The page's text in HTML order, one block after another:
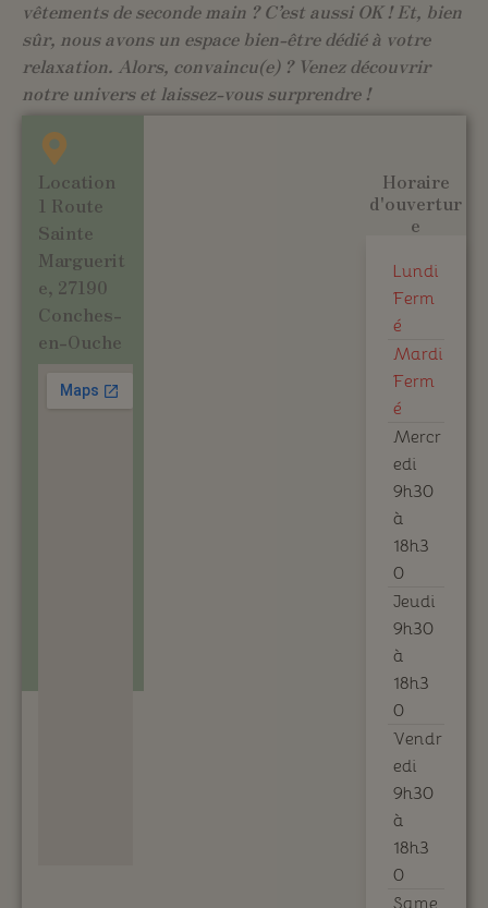
vêtements de seconde main ? C’est aussi OK ! Et, bien
sûr, nous avons un espace bien-être dédié à votre
relaxation. Alors, convaincu(e) ? Venez découvrir
notre univers et laissez-vous surprendre !
Location
1 Route
Sainte
Marguerit
e, 27190
Conches-
en-Ouche
Horaire
d'ouvertur
e
Lundi
Ferm
é
Mardi
Ferm
é
Mercr
edi
9h30
à
18h3
0
Jeudi
9h30
à
18h3
0
Vendr
edi
9h30
à
18h3
0